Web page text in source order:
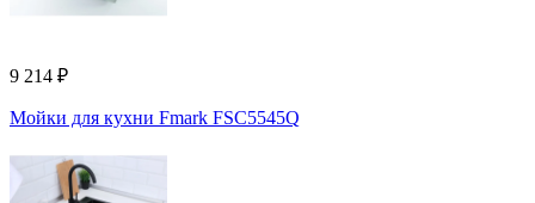
9 214 ₽
Мойки для кухни Fmark FSC5545Q